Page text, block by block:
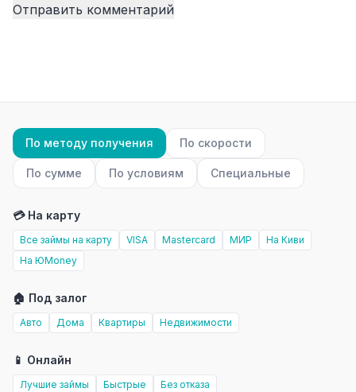
По методу получения По скорости
По сумме По условиям Специальные
💳 На карту
Все займы на карту VISA Mastercard МИР
На Киви
На ЮMoney
🏠 Под залог
Авто Дома Квартиры Недвижимости
📱 Онлайн
Лучшие займы Быстрые Без отказа